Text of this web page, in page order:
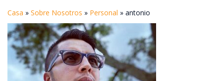
Casa » Sobre Nosotros » Personal » antonio